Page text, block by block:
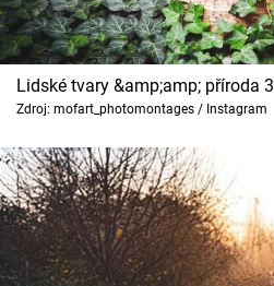
Lidské tvary &amp;amp; příroda 3
Zdroj: mofart_photomontages / Instagram